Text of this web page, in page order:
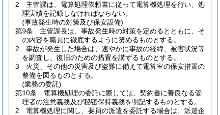
2
主管課は、電算処理依頼書に従って電算機処理を行い、処
理実績を記録しなければならない。
(事故発生時の対策及び保安設備)
第9条
主管課長は、事故発生時の対策を定めるとともに、そ
の内容を職員に徹底するように努めるものとする。
2
事故が発生した場合は、速やかに事故の経緯、被害状況等
を調査し、復旧のための措置を講ずるものとする。
3
火災、その他の災害及び盗難に備えて電算室の保安措置の
整備を図るものとする。
(業務の委託)
第10条
電算機処理の委託に際しては、契約書に善良なる管
理者の注意義務及び秘密保持義務を明記するものとする。
2
電算機処理に関し、要員の派遣を委託する場合は、派遣企